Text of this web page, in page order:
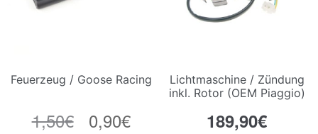
Feuerzeug / Goose Racing
1,50€
Ursprünglicher
0,90€Aktueller
Lichtmaschine / Zündung
inkl. Rotor (OEM Piaggio)
189,90€